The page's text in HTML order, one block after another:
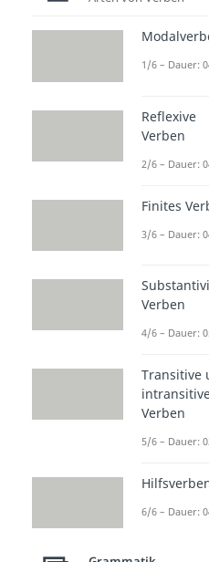
1/6 – Dauer:
Reflexive
Verben
2/6 – Dauer:
Finites
3/6 – Dauer:
Verben
4/6 – Dauer:
Transitive
Verben
5/6 – Dauer:
6/6 – Dauer: